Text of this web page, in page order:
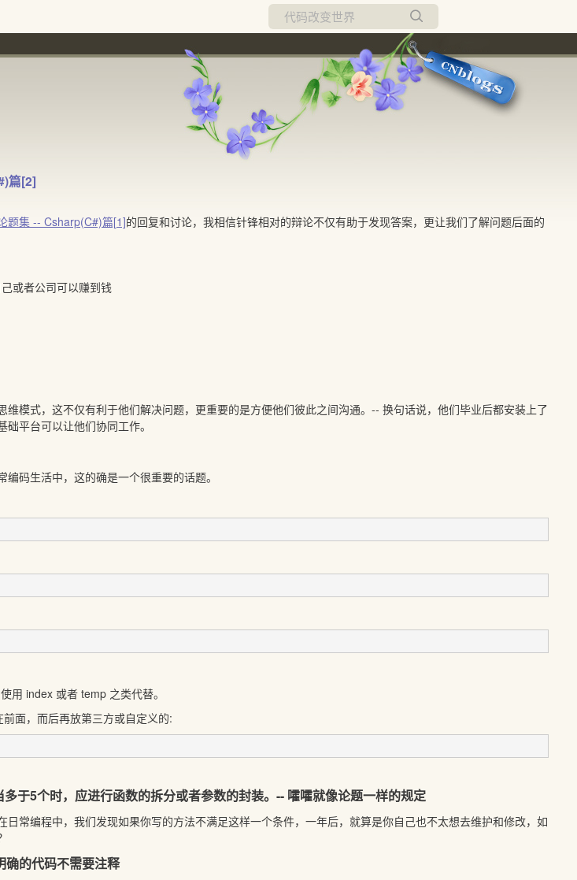
所有博客
当前博客
篇[2]
题集 -- Csharp(C#)篇[1]的回复和讨论，我相信针锋相对的辩论不仅有助于发现答案，更让我们了解问题后面的
或者公司可以赚到钱
维模式，这不仅有利于他们解决问题，更重要的是方便他们彼此之间沟通。-- 换句话说，他们毕业后都安装上了
平台可以让他们协同工作。
码生活中，这的确是一个很重要的话题。
用 index 或者 temp 之类代替。
面，而后再放第三方或自定义的:
于5个时，应进行函数的拆分或者参数的封装。-- 嚯嚯就像论题一样的规定
常编程中，我们发现如果你写的方法不满足这样一个条件，一年后，就算是你自己也不太想去维护和修改，如
确的代码不需要注释